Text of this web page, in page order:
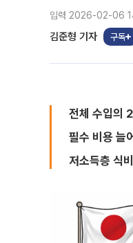
입력 2026-02-06
김준형 기자 구독
전체 수입의
필수 비용 늘
저소득층 식